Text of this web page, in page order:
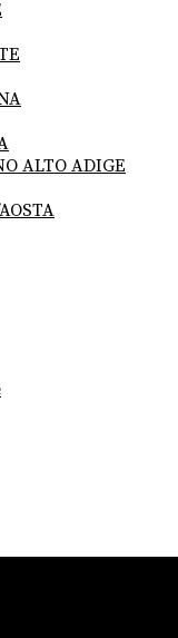
ALTO ADIGE